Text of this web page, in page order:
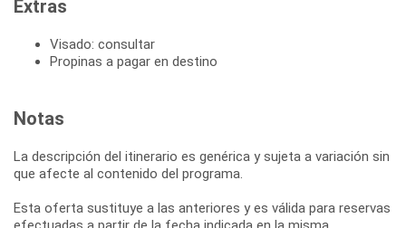
Extras
Visado: consultar
Propinas a pagar en destino
Notas
La descripción del itinerario es genérica y sujeta a variación sin
que afecte al contenido del programa.
Esta oferta sustituye a las anteriores y es válida para reservas